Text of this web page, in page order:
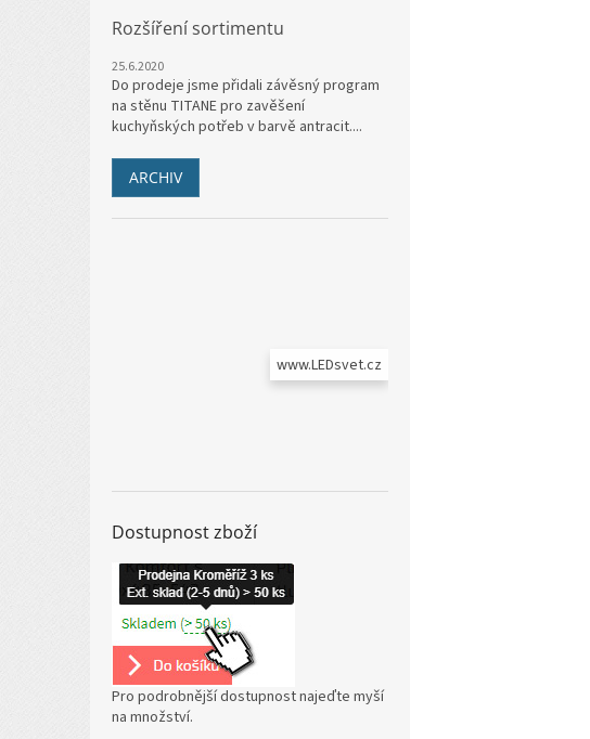
Rozšíření sortimentu
25.6.2020
Do prodeje jsme přidali závěsný program
na stěnu TITANE pro zavěšení
kuchyňských potřeb v barvě antracit....
ARCHIV
www.LEDsvet.cz
Dostupnost zboží
Pro podrobnější dostupnost najeďte myší
na množství.